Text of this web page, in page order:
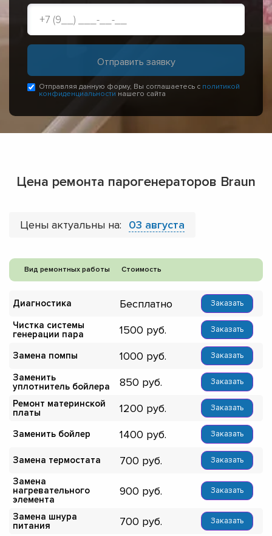
Отправляя данную форму, Вы соглашаетесь с политикой
конфиденциальности нашего сайта
Цена ремонта парогенераторов Braun
Цены актуальны на: 03 августа
Вид ремонтных работы Стоимость
Диагностика Бесплатно Заказать
Чистка системы
генерации пара
1500 Заказать
Замена помпы 1000 Заказать
Заменить
уплотнитель бойлера
850 Заказать
Ремонт материнской
платы
1200 Заказать
Заменить бойлер 1400 Заказать
Замена термостата 700 Заказать
Замена
нагревательного
элемента
900 Заказать
Замена шнура
питания
700 Заказать